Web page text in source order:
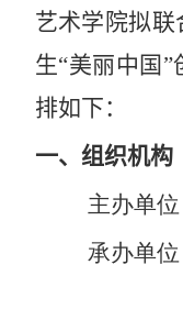
艺术学院拟
生“美丽中国
排如下：
一、 组织机构
主办单
承办单